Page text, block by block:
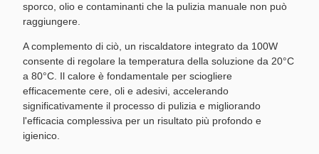
sporco, olio e contaminanti che la pulizia manuale non può
raggiungere.
A complemento di ciò, un riscaldatore integrato da 100W
consente di regolare la temperatura della soluzione da 20°C
a 80°C. Il calore è fondamentale per sciogliere
efficacemente cere, oli e adesivi, accelerando
significativamente il processo di pulizia e migliorando
l'efficacia complessiva per un risultato più profondo e
igienico.